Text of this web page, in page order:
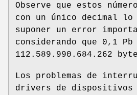
Observe que estos
con un único decimal lo
suponer un error
considerando que 0,1 Pb
112.589.990.684.262
Los problemas de
drivers de dispositivos